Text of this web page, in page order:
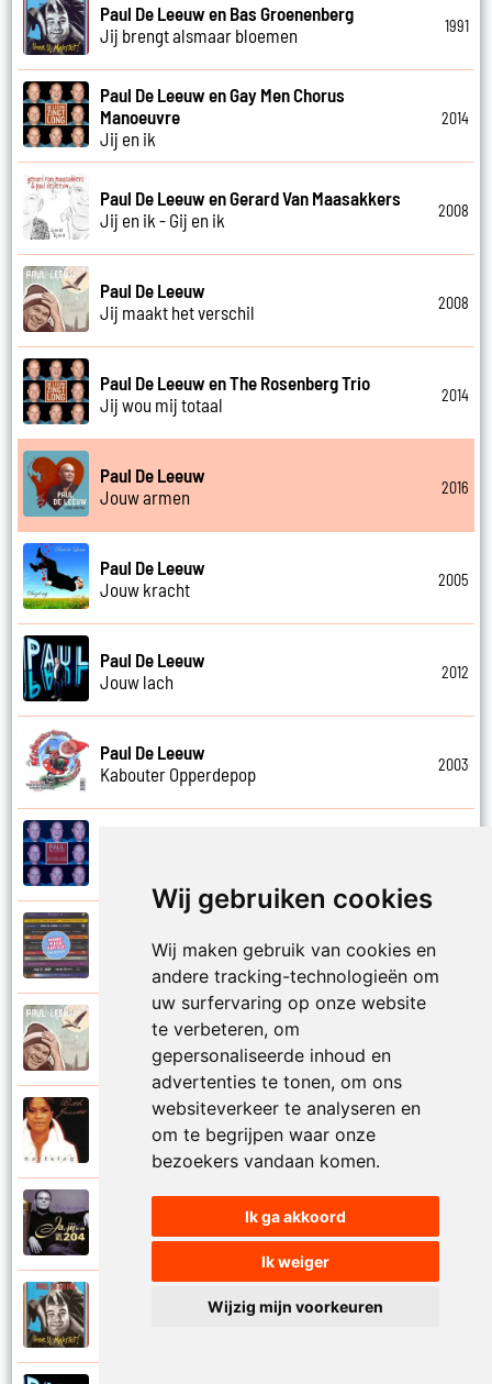
Wij gebruiken cookies
Wij maken gebruik van cookies en
andere tracking-technologieën om
uw surfervaring op onze website
te verbeteren, om
gepersonaliseerde inhoud en
advertenties te tonen, om ons
websiteverkeer te analyseren en
om te begrijpen waar onze
bezoekers vandaan komen.
Ik ga akkoord
Ik weiger
Wijzig mijn voorkeuren
Paul De Leeuw en Bas Groenenberg
Jij brengt alsmaar bloemen
1991
Paul De Leeuw en Gay Men Chorus
Manoeuvre
Jij en ik
2014
Paul De Leeuw en Gerard Van Maasakkers
Jij en ik - Gij en ik
2008
Paul De Leeuw
Jij maakt het verschil
2008
Paul De Leeuw en The Rosenberg Trio
Jij wou mij totaal
2014
Paul De Leeuw
Jouw armen
2016
Paul De Leeuw
Jouw kracht
2005
Paul De Leeuw
Jouw lach
2012
Paul De Leeuw
Kabouter Opperdepop
2003
Katinka
Paul De Leeuw
Kerstmis
Ruth Jacott en Paul De Leeuw
Kijk niet uit
KL 204 (Als ik God was)